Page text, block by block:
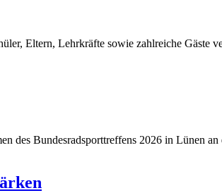
Eltern, Lehrkräfte sowie zahlreiche Gäste
des Bundesradsporttreffens 2026 in Lünen